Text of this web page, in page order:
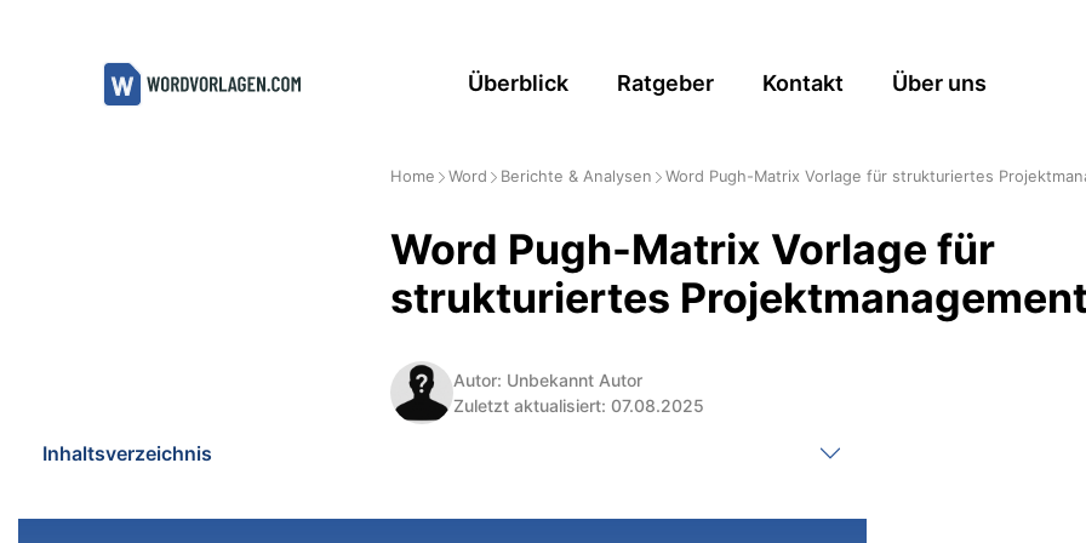
Überblick Ratgeber Kontakt Über uns
Home Word Berichte & Analysen Word Pugh-Matrix Vorlage für strukturiertes
Word Pugh-Matrix Vorlage für
strukturiertes Projektmanagement
Autor: Unbekannt Autor
Zuletzt aktualisiert: 07.08.2025
Inhaltsverzeichnis